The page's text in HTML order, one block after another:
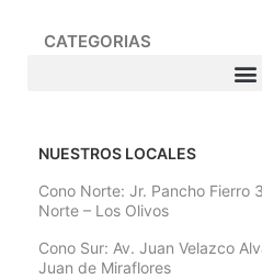
CATEGORIAS
NUESTROS LOCALES
Cono Norte: Jr. Pancho Fierro
Norte – Los Olivos
Cono Sur: Av. Juan Velazco
Juan de Miraflores